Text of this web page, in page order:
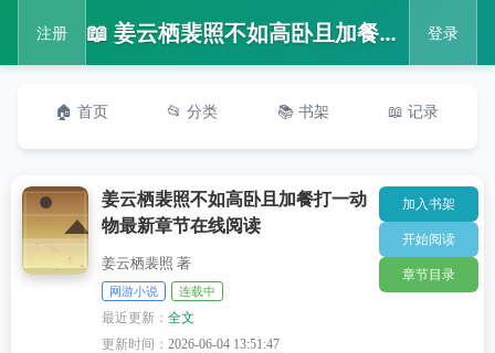
注册 📖 姜云栖裴照不如高卧且加餐打一动物最新章节在线阅读 登录
🏠 首页 📂 分类 📚 书架 📖 记录
姜云栖裴照不如高卧且加餐打一动
物最新章节在线阅读
姜云栖裴照 著
网游小说 连载中
最近更新：全文
更新时间：2026-06-04 13:51:47
加入书架
开始阅读
章节目录